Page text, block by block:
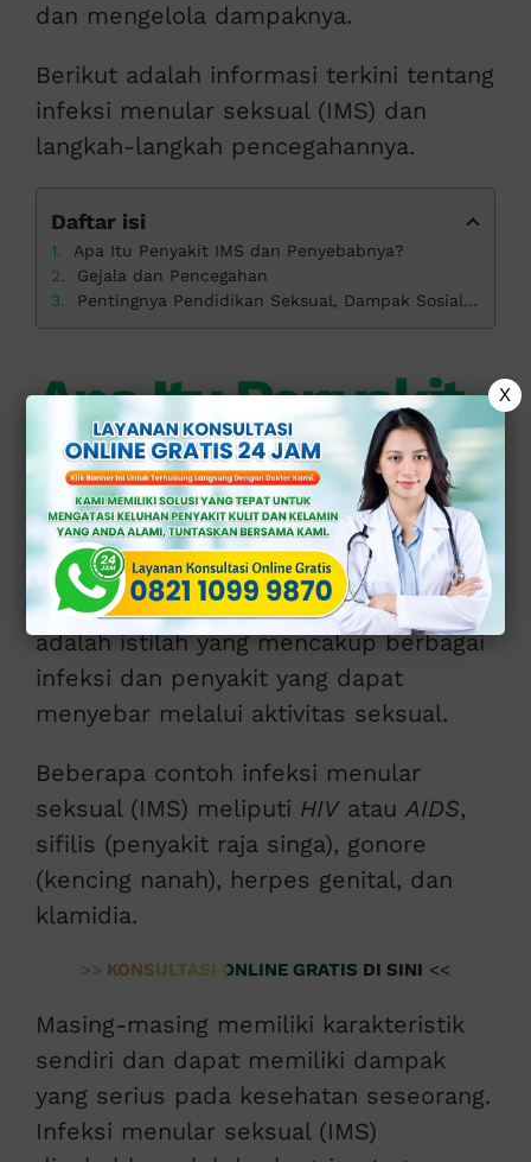
dan mengelola dampaknya.
Berikut adalah informasi terkini tentang
infeksi menular seksual (IMS) dan
langkah-langkah pencegahannya.
Daftar isi
Apa Itu Penyakit IMS dan Penyebabnya?
Gejala dan Pencegahan
Pentingnya Pendidikan Seksual, Dampak Sosial dan Psikologis
Apa Itu Penyakit
IMS dan
Penyebabnya?
Penyakit infeksi menular seksual (IMS)
adalah istilah yang mencakup berbagai
infeksi dan penyakit yang dapat
menyebar melalui aktivitas seksual.
Beberapa contoh infeksi menular
seksual (IMS) meliputi HIVatauAIDS,
sifilis (penyakit raja singa), gonore
(kencing nanah), herpes genital, dan
klamidia.
>> KONSULTASI ONLINE GRATIS DI SINI <<
Masing-masing memiliki karakteristik
sendiri dan dapat memiliki dampak
yang serius pada kesehatan seseorang.
Infeksi menular seksual (IMS)
X